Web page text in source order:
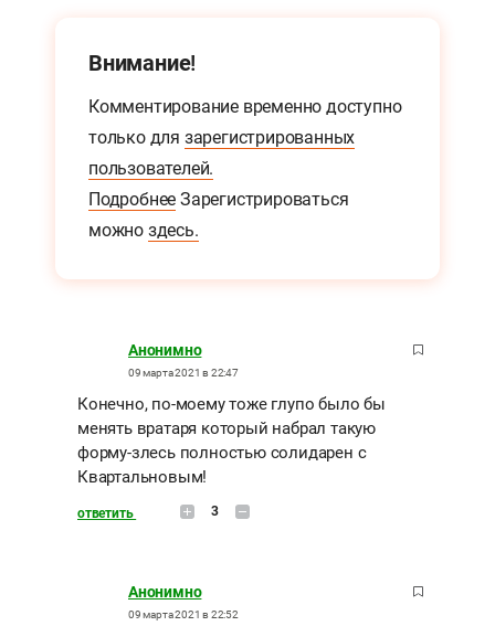
Внимание!
Комментирование временно доступно
только для зарегистрированных
пользователей.
Подробнее Зарегистрироваться
можно здесь.
Анонимно
09 марта 2021 в 22:47
Конечно, по-моему тоже глупо было бы
менять вратаря который набрал такую
форму-злесь полностью солидарен с
Квартальновым!
ответить 3
Анонимно
09 марта 2021 в 22:52